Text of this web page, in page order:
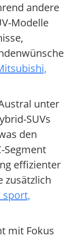
andere
Modelle
unter
SUVs
den
Segment
effizienter
zusätzlich
mit Fokus